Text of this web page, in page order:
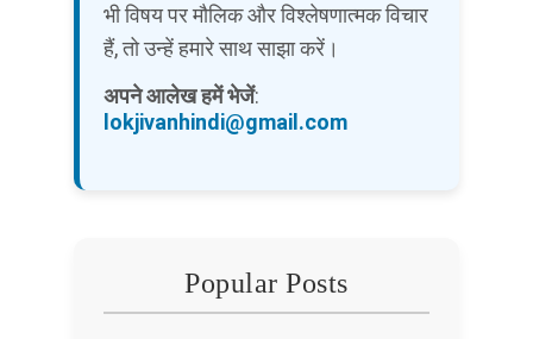
भी विषय पर मौलिक और विश्लेषणात्मक विचार
हैं, तो उन्हें हमारे साथ साझा करें।
अपने आलेख हमें भेजें:
lokjivanhindi@gmail.com
Popular Posts